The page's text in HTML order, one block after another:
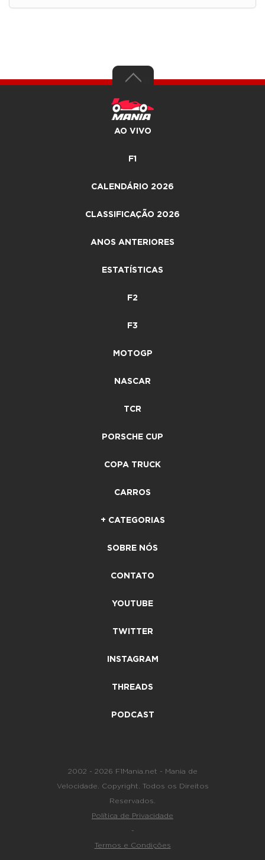
AO VIVO
F1
CALENDÁRIO 2026
CLASSIFICAÇÃO 2026
ANOS ANTERIORES
ESTATÍSTICAS
F2
F3
MOTOGP
NASCAR
TCR
PORSCHE CUP
COPA TRUCK
CARROS
+ CATEGORIAS
SOBRE NÓS
CONTATO
YOUTUBE
TWITTER
INSTAGRAM
THREADS
PODCAST
2002 - 2026 F1Mania.net - Mania de
Velocidade. Copyright. Todos os Direitos
Reservados.
Política de Privacidade
-
Termos e Condições